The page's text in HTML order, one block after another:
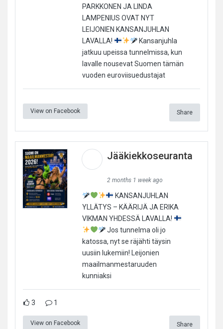
PARKKONEN JA LINDA
LAMPENIUS OVAT NYT
LEIJONIEN KANSANJUHLAN
LAVALLA!
Kansanjuhla
jatkuu upeissa tunnelmissa, kun
lavalle nousevat Suomen tämän
vuoden euroviisuedustajat
View on Facebook Share
Jääkiekkoseuranta
2 months 1 week ago
KANSANJUHLAN
YLLÄTYS – KÄÄRIJÄ JA ERIKA
VIKMAN YHDESSÄ LAVALLA!
Jos tunnelma oli jo
katossa, nyt se räjähti täysin
uusiin lukemiin! Leijonien
maailmanmestaruuden
kunniaksi
3 1
View on Facebook Share